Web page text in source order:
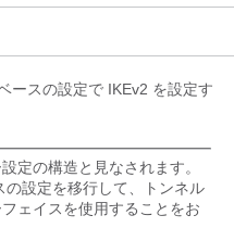
ースの設定で IKEv2 を設定す
定の構造と見なされます。
の設定を移行して、トンネル
ェイスを使用することをお